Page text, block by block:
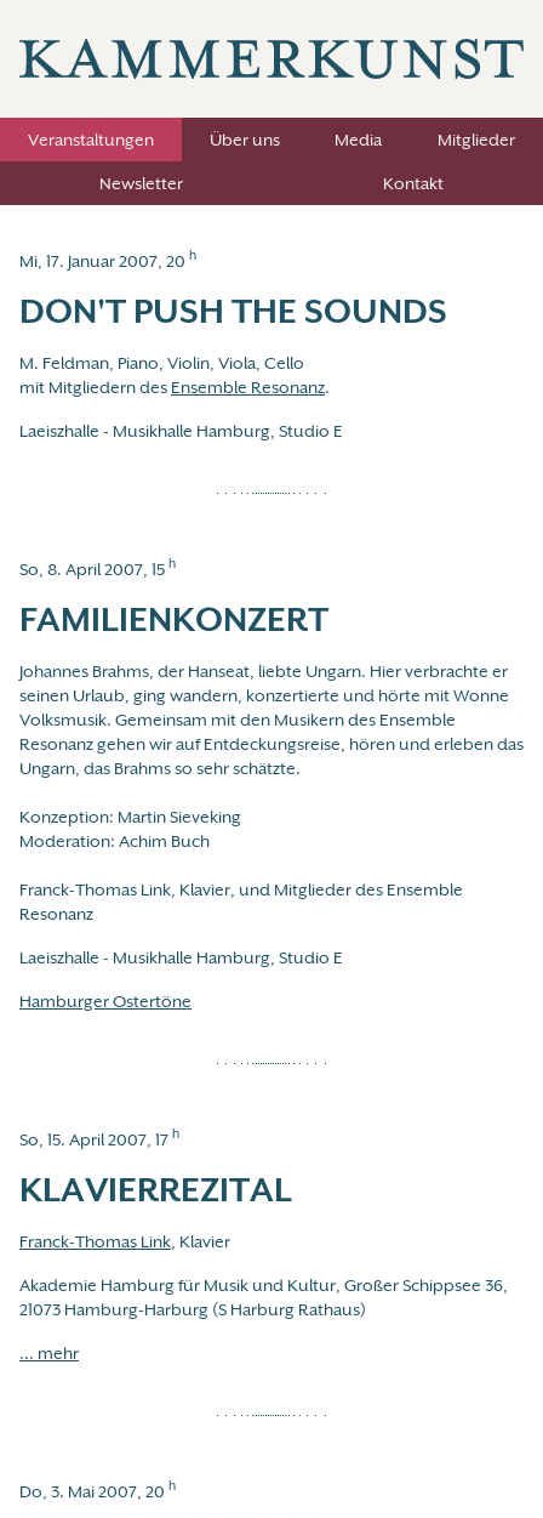
Veranstaltungen Über uns Media
Mitglieder
Newsletter
Kontakt
Mi, 17. Januar 2007, 20 h
DON'T PUSH THE SOUNDS
M. Feldman, Piano, Violin, Viola, Cello
mit Mitgliedern des Ensemble Resonanz.
Laeiszhalle - Musikhalle Hamburg, Studio E
So, 8. April 2007, 15 h
FAMILIENKONZERT
Johannes Brahms, der Hanseat, liebte Ungarn. Hier verbrachte er
seinen Urlaub, ging wandern, konzertierte und hörte mit Wonne
Volksmusik. Gemeinsam mit den Musikern des Ensemble
Resonanz gehen wir auf Entdeckungsreise, hören und erleben das
Ungarn, das Brahms so sehr schätzte.
Konzeption: Martin Sieveking
Moderation: Achim Buch
Franck-Thomas Link, Klavier, und Mitglieder des Ensemble
Resonanz
Laeiszhalle - Musikhalle Hamburg, Studio E
Hamburger Ostertöne
So, 15. April 2007, 17 h
KLAVIERREZITAL
Franck-Thomas Link, Klavier
Akademie Hamburg für Musik und Kultur, Großer Schippsee 36,
21073 Hamburg-Harburg (S Harburg Rathaus)
... mehr
Do, 3. Mai 2007, 20 h